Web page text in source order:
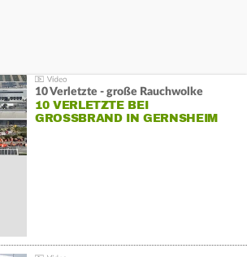
10 Verletzte - große Rauchwolke
10 VERLETZTE BEI
GROSSBRAND IN GERNSHEIM